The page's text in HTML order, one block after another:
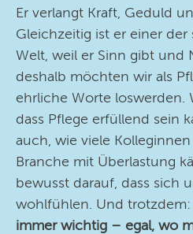
Folgen Sie uns auf
Aktuelles,
Er verlangt Kraft, Geduld
Gleichzeitig ist er einer
Welt, weil er Sinn gibt und
deshalb möchten wir als
ehrliche Worte loswerden.
dass Pflege erfüllend sein
auch, wie viele
Branche mit Überlastung
bewusst darauf, dass sich
wohlfühlen. Und trotzdem:
immer wichtig – egal, wo